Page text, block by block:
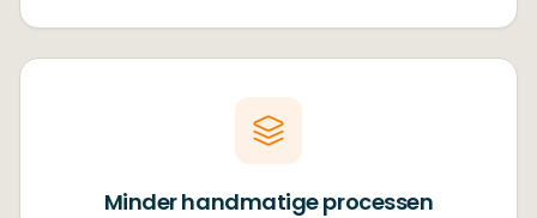
Minder handmatige processen